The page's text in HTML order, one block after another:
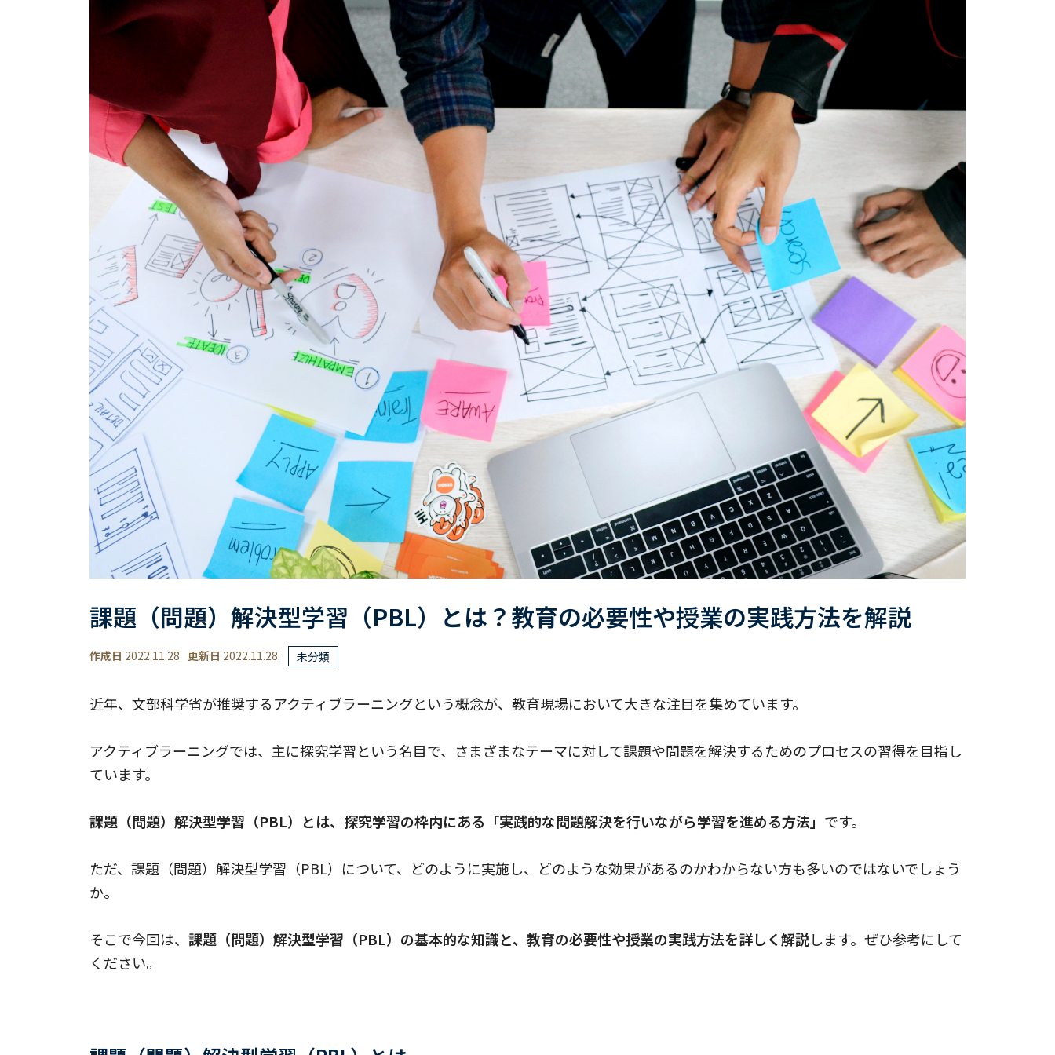
課題（問題）解決型学習（PBL）とは？教育の必要性や授業の実践方法を解説
作成日 2022.11.28 更新日 2022.11.28. 未分類
近年、文部科学省が推奨するアクティブラーニングという概念が、教育現場において大きな注目を集めています。
アクティブラーニングでは、主に探究学習という名目で、さまざまなテーマに対して課題や問題を解決するためのプロセスの習得を目指し
ています。
課題（問題）解決型学習（PBL）とは、探究学習の枠内にある「実践的な問題解決を行いながら学習を進める方法」 です。
ただ、課題（問題）解決型学習（PBL）について、どのように実施し、どのような効果があるのかわからない方も多いのではないでしょう
か。
そこで今回は、 課題（問題）解決型学習（PBL）の基本的な知識と、教育の必要性や授業の実践方法を詳しく解説します。ぜひ参考にして
ください。